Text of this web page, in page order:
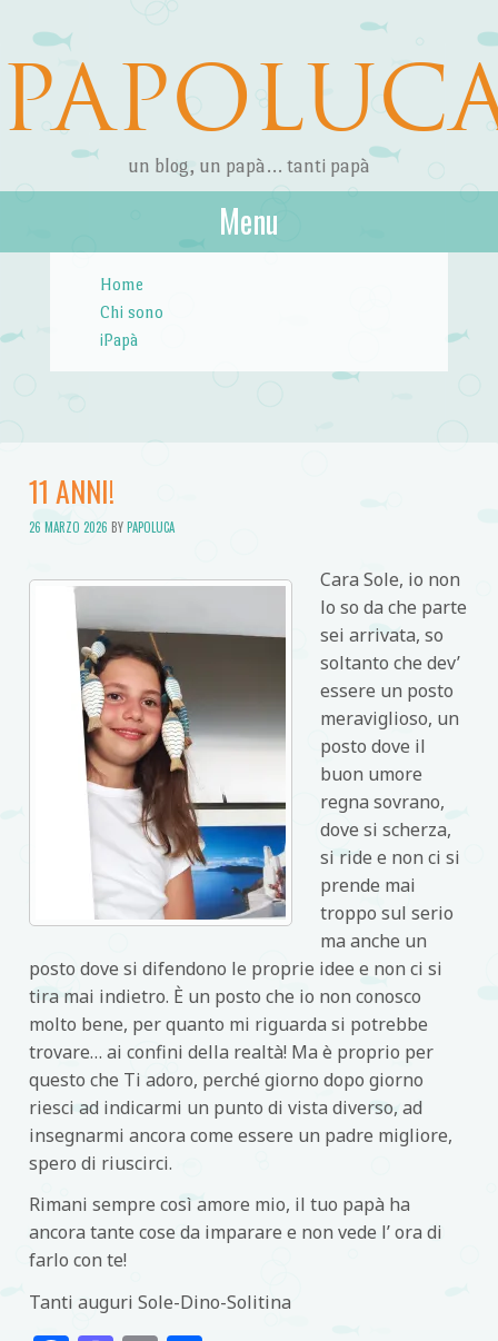
un blog, un papà… tanti papà
Menu
Home
Chi sono
iPapà
11 ANNI!
26 MARZO 2026 BYPAPOLUCA
Cara Sole, io non
lo so da che parte
sei arrivata, so
soltanto che dev’
essere un posto
meraviglioso, un
posto dove il
buon umore
regna sovrano,
dove si scherza,
si ride e non ci si
prende mai
troppo sul serio
ma anche un
posto dove si difendono le proprie idee e non ci si
tira mai indietro. È un posto che io non conosco
molto bene, per quanto mi riguarda si potrebbe
trovare… ai confini della realtà! Ma è proprio per
questo che Ti adoro, perché giorno dopo giorno
riesci ad indicarmi un punto di vista diverso, ad
insegnarmi ancora come essere un padre migliore,
spero di riuscirci.
Rimani sempre così amore mio, il tuo papà ha
ancora tante cose da imparare e non vede l’ ora di
farlo con te!
Tanti auguri Sole-Dino-Solitina